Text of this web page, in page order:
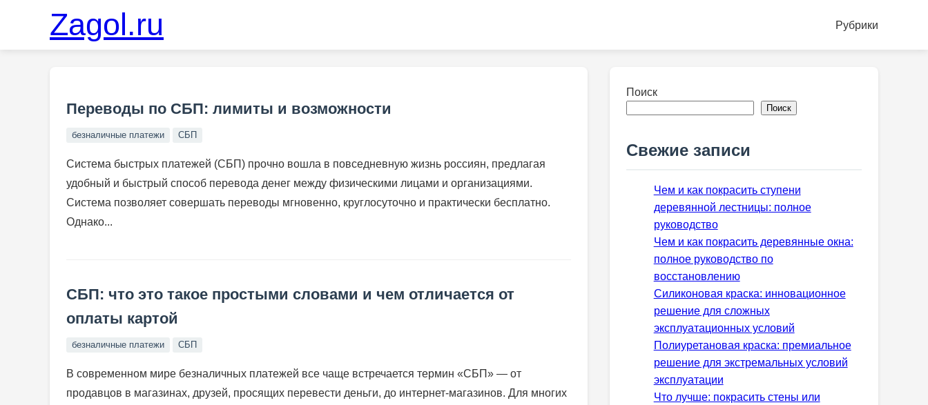
Zagol.ru Рубрики
Переводы по СБП: лимиты и возможности
безналичные платежи СБП
Система быстрых платежей (СБП) прочно вошла в повседневную жизнь россиян, предлагая
удобный и быстрый способ перевода денег между физическими лицами и организациями.
Система позволяет совершать переводы мгновенно, круглосуточно и практически бесплатно.
Однако...
СБП: что это такое простыми словами и чем отличается от
оплаты картой
безналичные платежи СБП
В современном мире безналичных платежей все чаще встречается термин «СБП» — от
продавцов в магазинах, друзей, просящих перевести деньги, до интернет-магазинов. Для многих
Поиск
Поиск
Свежие записи
Чем и как покрасить ступени
деревянной лестницы: полное
руководство
Чем и как покрасить деревянные окна:
полное руководство по
восстановлению
Силиконовая краска: инновационное
решение для сложных
эксплуатационных условий
Полиуретановая краска: премиальное
решение для экстремальных условий
эксплуатации
Что лучше: покрасить стены или